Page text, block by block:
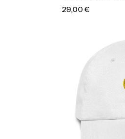
29,00€